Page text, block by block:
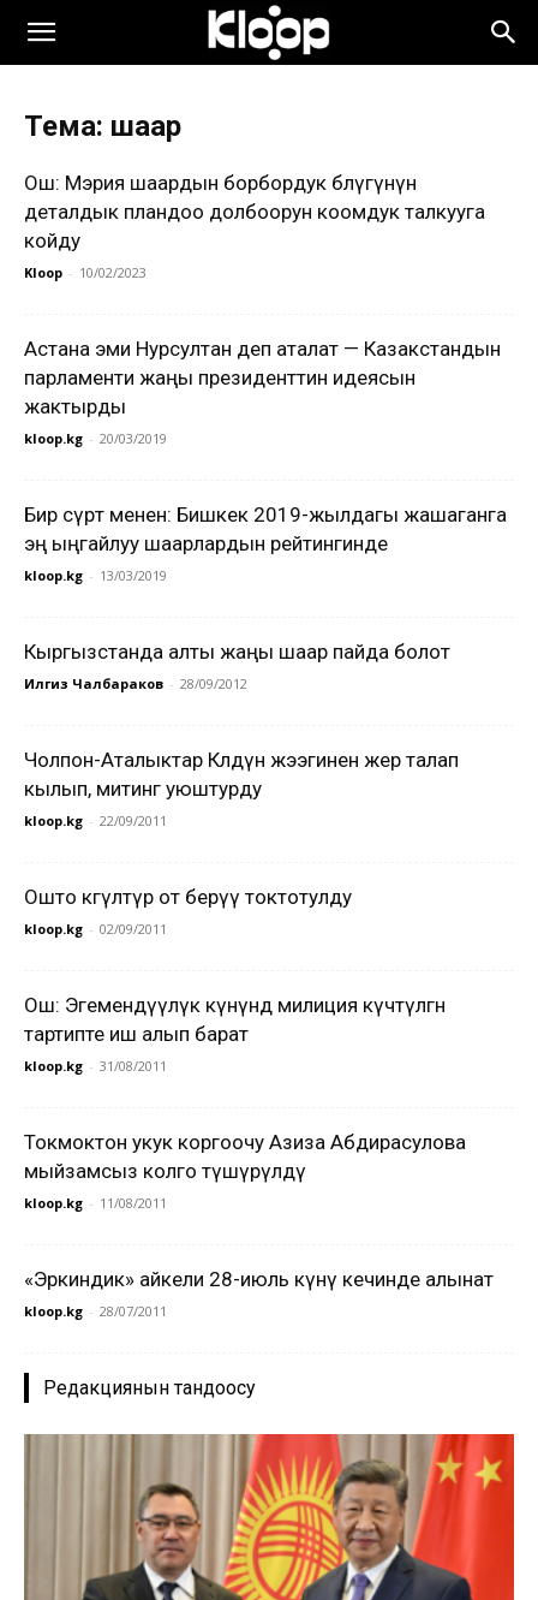
Тема: шаар
Ош: Мэрия шаардын борбордук бөлүгүнүн
деталдык пландоо долбоорун коомдук талкууга
койду
Kloop - 10/02/2023
Астана эми Нурсултан деп аталат — Казакстандын
парламенти жаңы президенттин идеясын
жактырды
kloop.kg - 20/03/2019
Бир сүрөт менен: Бишкек 2019-жылдагы жашаганга
эң ыңгайлуу шаарлардын рейтингинде
kloop.kg - 13/03/2019
Кыргызстанда алты жаңы шаар пайда болот
Илгиз Чалбараков - 28/09/2012
Чолпон-Аталыктар Көлдүн жээгинен жер талап
кылып, митинг уюштурду
kloop.kg - 22/09/2011
Ошто көгүлтүр от берүү токтотулду
kloop.kg - 02/09/2011
Ош: Эгемендүүлүк күнүндө милиция күчөтүлгөн
тартипте иш алып барат
kloop.kg - 31/08/2011
Токмоктон укук коргоочу Азиза Абдирасулова
мыйзамсыз колго түшүрүлдү
kloop.kg - 11/08/2011
«Эркиндик» айкели 28-июль күнү кечинде алынат
kloop.kg - 28/07/2011
Редакциянын тандоосу